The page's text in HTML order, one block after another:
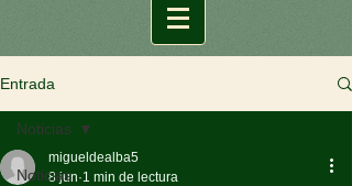
Entrada
Noticias
Noticias
migueldealba5
8 jun 1 min de lectura